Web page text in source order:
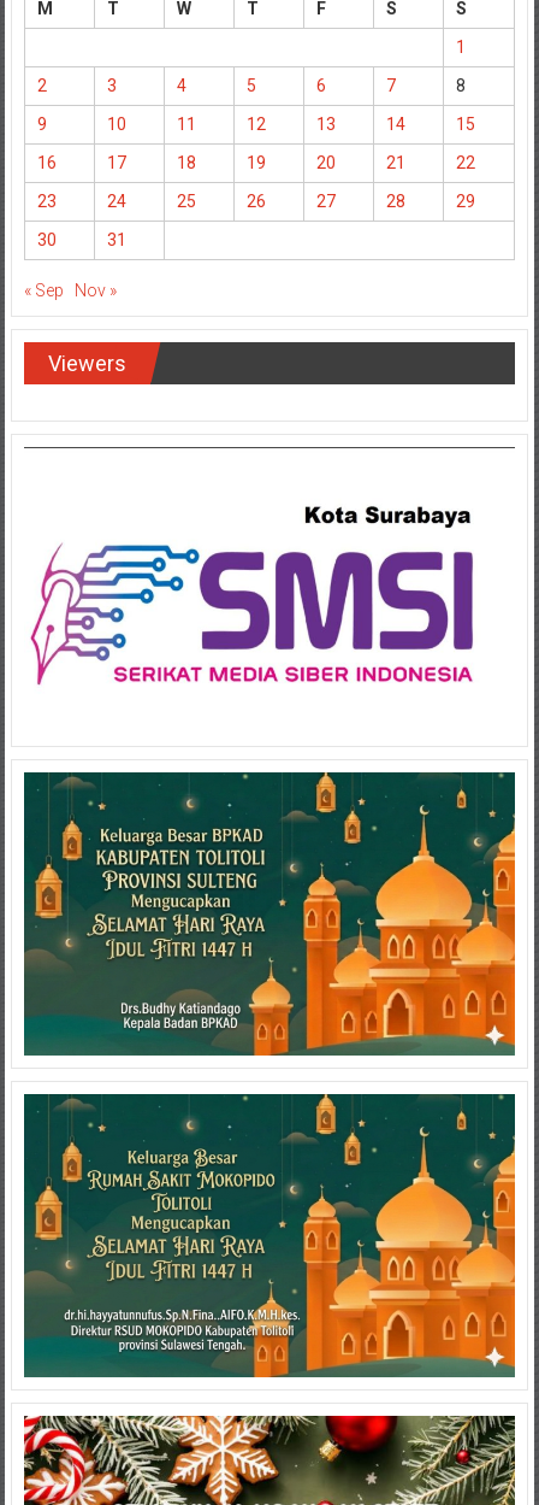
M T W T F S
S
1
2
3 4 5 6 7
8
9
10 11 12 13 14
15
16
17 18 19 20 21
22
23
24 25 26 27 28
29
30
31
« Sep Nov »
Viewers